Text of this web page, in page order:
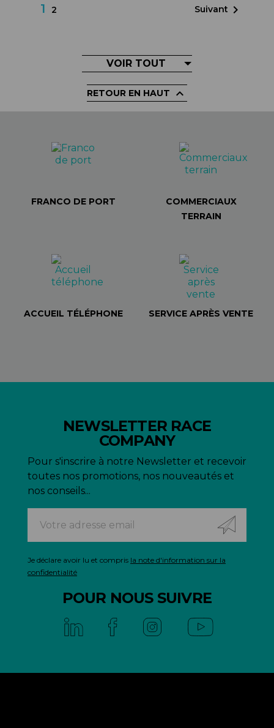
1 2 Suivant 
VOIR TOUT
RETOUR EN HAUT 
FRANCO DE PORT
COMMERCIAUX
TERRAIN
ACCUEIL TÉLÉPHONE SERVICE APRÈS VENTE
NEWSLETTER RACE
COMPANY
Pour s'inscrire à notre Newsletter et recevoir
toutes nos promotions, nos nouveautés et
nos conseils...
Je déclare avoir lu et compris la note d'information sur la
confidentialité
POUR NOUS SUIVRE